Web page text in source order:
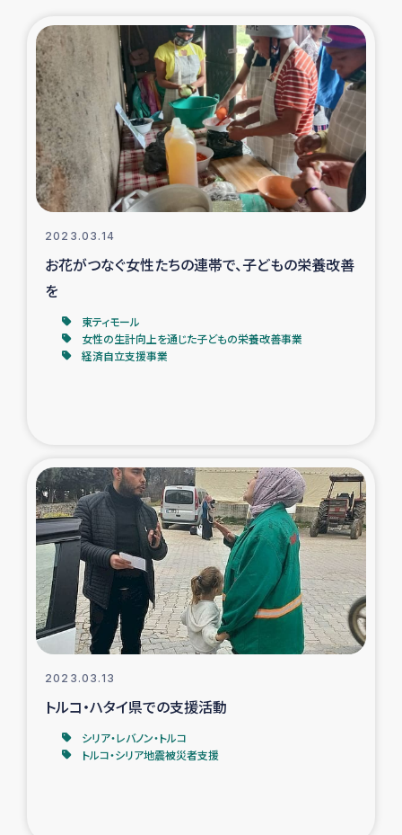
東ティモール豪雨緊急支援
大雨による洪水被災者支援
カカオ生産者支援事業
シリア国内避難民・帰還民の生活再建支援
トルコにおけるシリア難民支援事業
インドネシア中部 スラウェシの地震・津波被災者支援
スリランカ ジャフナ県干物事業
スリランカの南北女性をつなぐサリー・リサイクル・プロ
ジェクト
復興支援事業
民際教育事業
ガザ人道支援
令和6年能登半島地震 緊急支援
2023.03.14
お花がつなぐ女性たちの連帯で、子どもの栄養改善
を
東ティモール
女性の生計向上を通じた子どもの栄養改善事業
経済自立支援事業
2023.03.13
トルコ・ハタイ県での支援活動
シリア・レバノン・トルコ
トルコ・シリア地震被災者支援